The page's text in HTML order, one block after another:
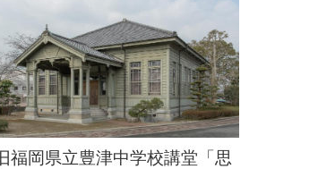
旧福岡県立豊津中学校講堂「思